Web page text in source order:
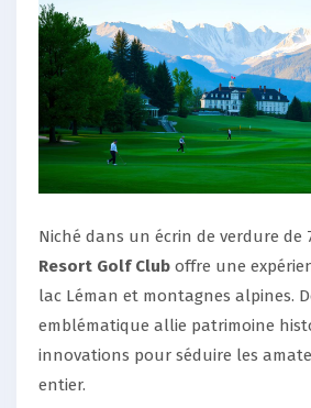
Niché dans un écrin de verdure de
Resort Golf Club offre une
lac Léman et montagnes alpines.
emblématique allie patrimoine
innovations pour séduire les
entier.